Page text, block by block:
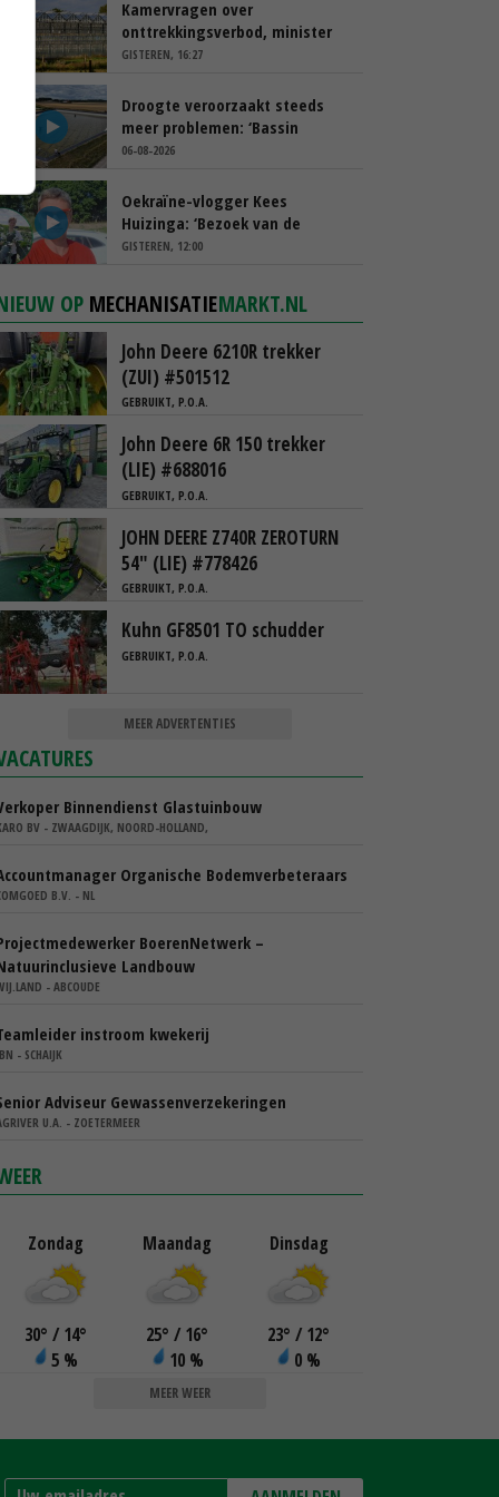
Kamervragen over
onttrekkingsverbod, minister
spreekt van ‘ondernemersrisico’
GISTEREN, 16:27
Droogte veroorzaakt steeds
meer problemen: ‘Bassin
afgelopen week al leeg’
06-08-2026
Oekraïne-vlogger Kees
Huizinga: ‘Bezoek van de
ambassade mag zelf groente
GISTEREN, 12:00
OP MECHANISATIEMARKT.NL
John Deere 6210R trekker
(ZUI) #501512
GEBRUIKT, P.O.A.
John Deere 6R 150 trekker
(LIE) #688016
GEBRUIKT, P.O.A.
JOHN DEERE Z740R ZEROTURN
54" (LIE) #778426
GEBRUIKT, P.O.A.
Kuhn GF8501 TO schudder
GEBRUIKT, P.O.A.
MEER ADVERTENTIES
Binnendienst Glastuinbouw
BV - ZWAAGDIJK, NOORD-HOLLAND,
Organische Bodemverbeteraars
B.V. - NL
BoerenNetwerk –
Landbouw
- ABCOUDE
instroom kwekerij
- SCHAIJK
Adviseur Gewassenverzekeringen
U.A. - ZOETERMEER
Zondag
30° / 14°
5 %
Maandag
25° / 16°
10 %
Dinsdag
23° / 12°
0 %
MEER WEER